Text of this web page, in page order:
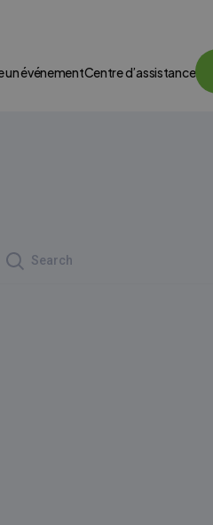
un événementCentre d’assistance
Search